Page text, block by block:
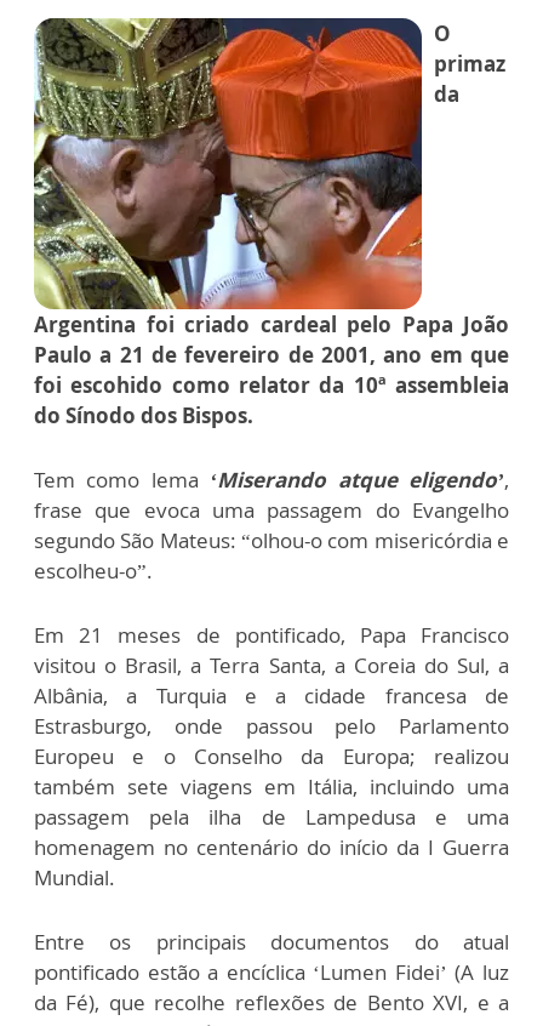
O
primaz
da
Argentina foi criado cardeal pelo Papa João
Paulo a 21 de fevereiro de 2001, ano em que
foi escohido como relator da 10ª assembleia
do Sínodo dos Bispos.
Tem como lema ‘Miserando atque eligendo’,
frase que evoca uma passagem do Evangelho
segundo São Mateus: “olhou-o com misericórdia e
escolheu-o”.
Em 21 meses de pontificado, Papa Francisco
visitou o Brasil, a Terra Santa, a Coreia do Sul, a
Albânia, a Turquia e a cidade francesa de
Estrasburgo, onde passou pelo Parlamento
Europeu e o Conselho da Europa; realizou
também sete viagens em Itália, incluindo uma
passagem pela ilha de Lampedusa e uma
homenagem no centenário do início da I Guerra
Mundial.
Entre os principais documentos do atual
pontificado estão a encíclica ‘Lumen Fidei’ (A luz
da Fé), que recolhe reflexões de Bento XVI, e a